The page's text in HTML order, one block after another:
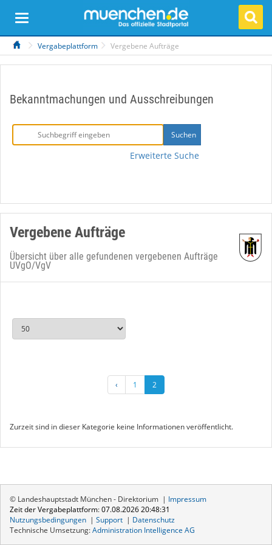
Vergabeplattform Vergebene Aufträge
Bekanntmachungen und Ausschreibungen
Erweiterte Suche
Vergebene Aufträge
Übersicht über alle gefundenen vergebenen Aufträge
UVgO/VgV
‹ 1 2
Zurzeit sind in dieser Kategorie keine Informationen veröffentlicht.
© Landeshauptstadt München - Direktorium | Impressum
Zeit der Vergabeplattform:07.08.2026 20:48:31
Nutzungsbedingungen | Support | Datenschutz
Technische Umsetzung:Administration Intelligence AG